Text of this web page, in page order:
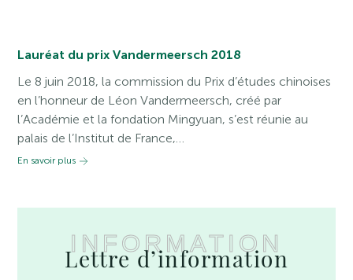
Lauréat du prix Vandermeersch 2018
Le 8 juin 2018, la commission du Prix d’études chinoises
en l’honneur de Léon Vandermeersch, créé par
l’Académie et la fondation Mingyuan, s’est réunie au
palais de l’Institut de France,…
En savoir plus
INFORMATION
Lettre d’information